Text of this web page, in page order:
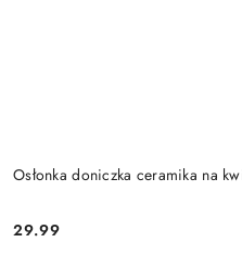
Osłonka doniczka ceramika na
Cena:
29.99